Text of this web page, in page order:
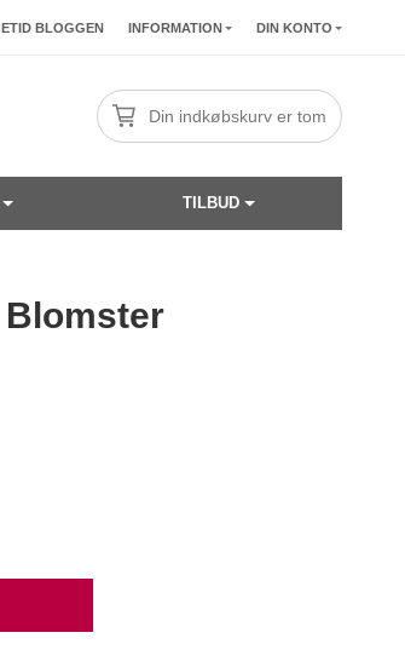
BLOGGEN INFORMATION DIN KONTO
Din indkøbskurv er tom
TILBUD
Blomster